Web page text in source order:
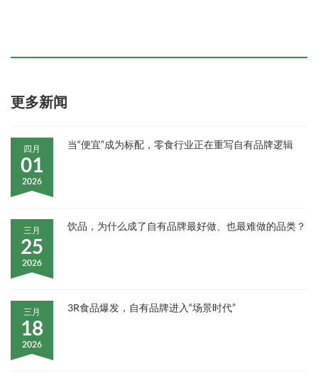
更多新闻
四月
01
2026
当“便宜”成为标配，零食行业正在重写自有品牌逻辑
三月
25
2026
饮品，为什么成了自有品牌最好做、也最难做的品类？
三月
18
2026
3R食品爆发，自有品牌进入“场景时代”